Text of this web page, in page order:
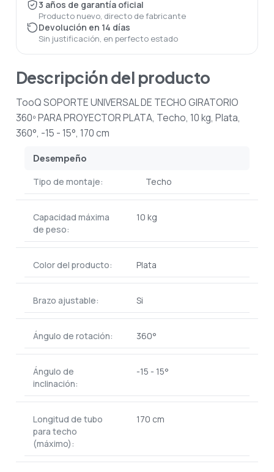
3 años de garantía oficial
Producto nuevo, directo de fabricante
Devolución en 14 días
Sin justificación, en perfecto estado
Descripción del producto
TooQ SOPORTE UNIVERSAL DE TECHO GIRATORIO
360º PARA PROYECTOR PLATA, Techo, 10 kg, Plata,
360°, -15 - 15°, 170 cm
Desempeño
Tipo de montaje: Techo
Capacidad máxima
de peso:
10 kg
Color del producto: Plata
Brazo ajustable: Si
Ángulo de rotación: 360°
Ángulo de
inclinación:
-15 - 15°
Longitud de tubo
para techo
(máximo):
170 cm